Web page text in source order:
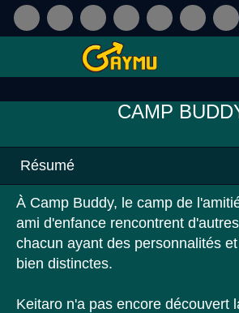
CAMP
Résumé
À Camp Buddy, le camp de
ami d'enfance rencontrent
chacun ayant des personnalités
bien distinctes.
Keitaro n'a pas encore découvert